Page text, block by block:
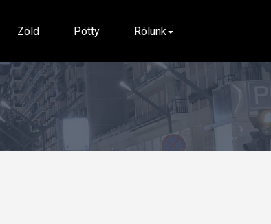
Zöld Pötty Rólunk